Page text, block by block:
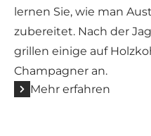
lernen Sie, wie man
zubereitet. Nach der
grillen einige auf
Champagner an.
Mehr erfahren